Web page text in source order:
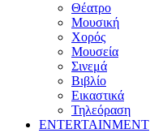
Θέατρο
Μουσική
Χορός
Μουσεία
Σινεμά
Βιβλίο
Εικαστικά
Τηλεόραση
ENTERTAINMENT